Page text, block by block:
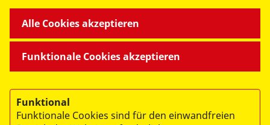
Abschicken
Funktionale Cookies akzeptieren
Alle Cookies akzeptieren
Funktional
Funktionale Cookies sind für den einwandfreien